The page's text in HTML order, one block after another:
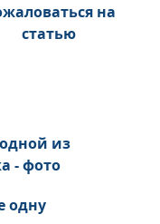
на
статью
из
- фото
одну